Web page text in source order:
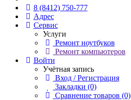
8 (8412) 750-777
Адрес
Сервис
Услуги
Ремонт ноутбуков
Ремонт компьютеров
Войти
Учётная запись
Вход / Регистрация
Закладки (0)
Сравнение товаров (0)